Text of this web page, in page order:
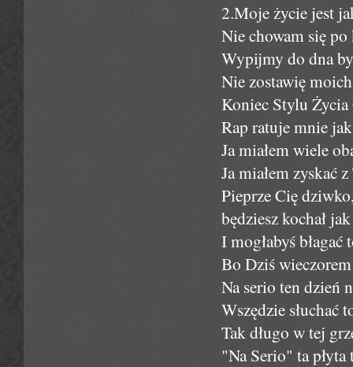
2.Moje życie jest
Nie chowam się
Wypijmy do dna
Nie zostawię
Koniec Stylu Życia
Rap ratuje mnie
Ja miałem wiele
Ja miałem zyskać
Pieprze Cię
będziesz kochał
I mogłabyś
Bo Dziś
Na serio ten dzień
Wszędzie słuchać
Tak długo w tej
"Na Serio" ta